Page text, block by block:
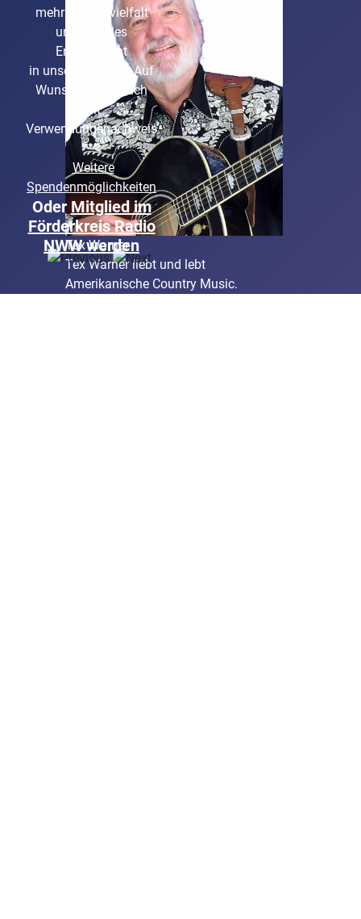
selbst "RADIOAKTIV"
Tex Warner
Tex Warner liebt und lebt
Amerikanische Country Music.
mehr Medienvielfalt
und soziales
Engagement
in unserer Region. Auf
Wunsch gerne auch
mit
Verwendungsnachweis
Weitere
Spendenmöglichkeiten
Oder Mitglied im
Förderkreis Radio
NWW werden